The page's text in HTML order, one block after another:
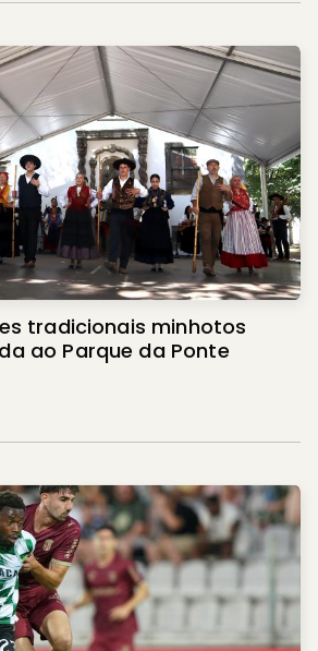
tradicionais minhotos
ao Parque da Ponte